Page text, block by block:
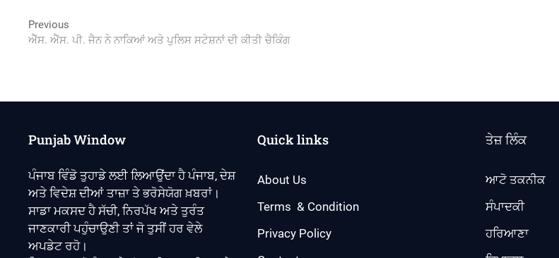
Post
navigation
Previous
post:
ਐੱਸ. ਐੱਸ. ਪੀ. ਜੈਨ ਨੇ ਨਾਕਿਆਂ ਅਤੇ ਪੁਲਿਸ ਸਟੇਸ਼ਨਾਂ ਦੀ ਕੀਤੀ ਚੈਕਿੰਗ
Punjab Window
ਪੰਜਾਬ ਵਿੰਡੋ ਤੁਹਾਡੇ ਲਈ ਲਿਆਉਂਦਾ ਹੈ ਪੰਜਾਬ, ਦੇਸ਼
ਅਤੇ ਵਿਦੇਸ਼ ਦੀਆਂ ਤਾਜ਼ਾ ਤੇ ਭਰੋਸੇਯੋਗ ਖ਼ਬਰਾਂ।
ਸਾਡਾ ਮਕਸਦ ਹੈ ਸੱਚੀ, ਨਿਰਪੱਖ ਅਤੇ ਤੁਰੰਤ
ਜਾਣਕਾਰੀ ਪਹੁੰਚਾਉਣੀ ਤਾਂ ਜੋ ਤੁਸੀਂ ਹਰ ਵੇਲੇ
ਅਪਡੇਟ ਰਹੋ।
Quick links
About Us
Terms & Condition
Privacy Policy
ਤੇਜ਼ ਲਿੰਕ
ਆਟੋ ਤਕਨੀਕ
ਸੰਪਾਦਕੀ
ਹਰਿਆਣਾ